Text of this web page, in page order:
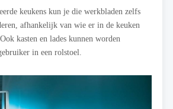
keukens kun je die werkbladen zelfs
afhankelijk van wie er in de keuken
kasten en lades kunnen worden
in een rolstoel.